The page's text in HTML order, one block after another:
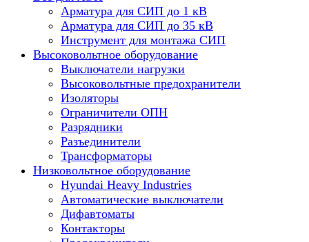
Арматура для СИП до 1 кВ
Арматура для СИП до 35 кВ
Инструмент для монтажа СИП
Высоковольтное оборудование
Выключатели нагрузки
Высоковольтные предохранители
Изоляторы
Ограничители ОПН
Разрядники
Разъединители
Трансформаторы
Низковольтное оборудование
Hyundai Heavy Industries
Автоматические выключатели
Дифавтоматы
Контакторы